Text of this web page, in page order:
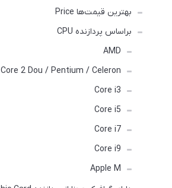
بهترین قیمت‌ها Price
براساس پردازنده CPU
AMD
Core 2 Dou / Pentium / Celeron
Core i3
Core i5
Core i7
Core i9
Apple M